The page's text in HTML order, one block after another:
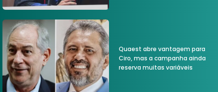
Quaest abre vantagem para
Ciro, mas a campanha ainda
reserva muitas variáveis